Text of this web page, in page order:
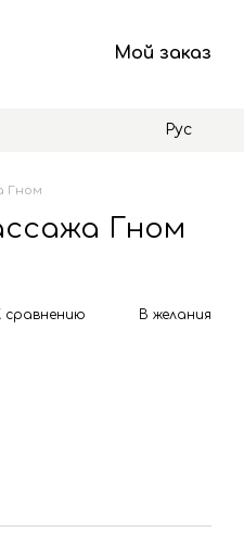
Мой заказ
Рус
Гном
Гном
сравнению В желания